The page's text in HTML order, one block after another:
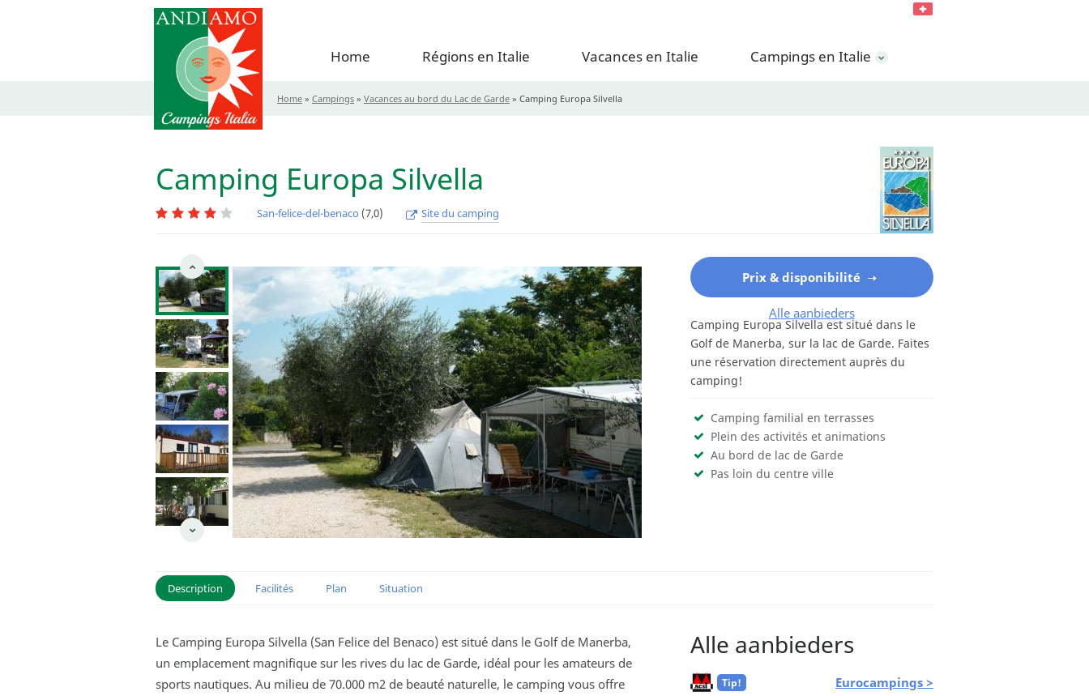
Home Régions en Italie Vacances en Italie Campings en Italie
Home » Campings » Vacances au bord du Lac de Garde » Camping Europa Silvella
Camping Europa Silvella
San-felice-del-benaco (7,0) Site du camping
Prix & disponibilité
Alle aanbieders
Camping Europa Silvella est situé dans le
Golf de Manerba, sur la lac de Garde. Faites
une réservation directement auprès du
camping!
Camping familial en terrasses
Plein des activités et animations
Au bord de lac de Garde
Pas loin du centre ville
Description Facilités Plan Situation
Le Camping Europa Silvella (San Felice del Benaco) est situé dans le Golf de Manerba,
un emplacement magnifique sur les rives du lac de Garde, idéal pour les amateurs de
sports nautiques. Au milieu de 70.000 m2 de beauté naturelle, le camping vous offre
Alle aanbieders
Tip! Eurocampings >